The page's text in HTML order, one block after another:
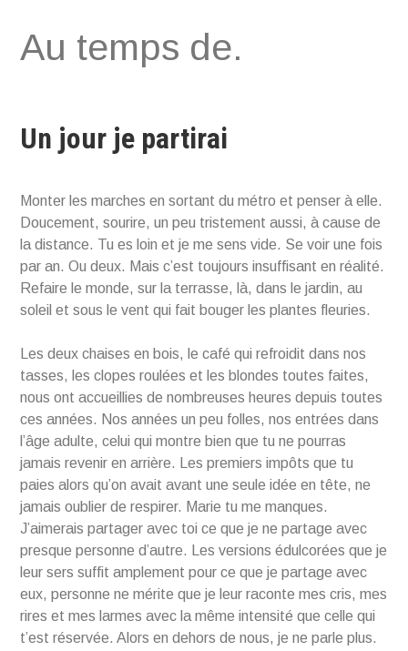
au
Au temps de.
Un jour je partirai
Monter les marches en sortant du métro et penser à elle.
Doucement, sourire, un peu tristement aussi, à cause de
la distance. Tu es loin et je me sens vide. Se voir une fois
par an. Ou deux. Mais c’est toujours insuffisant en réalité.
Refaire le monde, sur la terrasse, là, dans le jardin, au
soleil et sous le vent qui fait bouger les plantes fleuries.
Les deux chaises en bois, le café qui refroidit dans nos
tasses, les clopes roulées et les blondes toutes faites,
nous ont accueillies de nombreuses heures depuis toutes
ces années. Nos années un peu folles, nos entrées dans
l’âge adulte, celui qui montre bien que tu ne pourras
jamais revenir en arrière. Les premiers impôts que tu
paies alors qu’on avait avant une seule idée en tête, ne
jamais oublier de respirer. Marie tu me manques.
J’aimerais partager avec toi ce que je ne partage avec
presque personne d’autre. Les versions édulcorées que je
leur sers suffit amplement pour ce que je partage avec
eux, personne ne mérite que je leur raconte mes cris, mes
rires et mes larmes avec la même intensité que celle qui
t’est réservée. Alors en dehors de nous, je ne parle plus.